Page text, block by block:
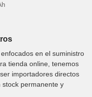
en el suministro
tienda online, tenemos
importadores directos
permanente y